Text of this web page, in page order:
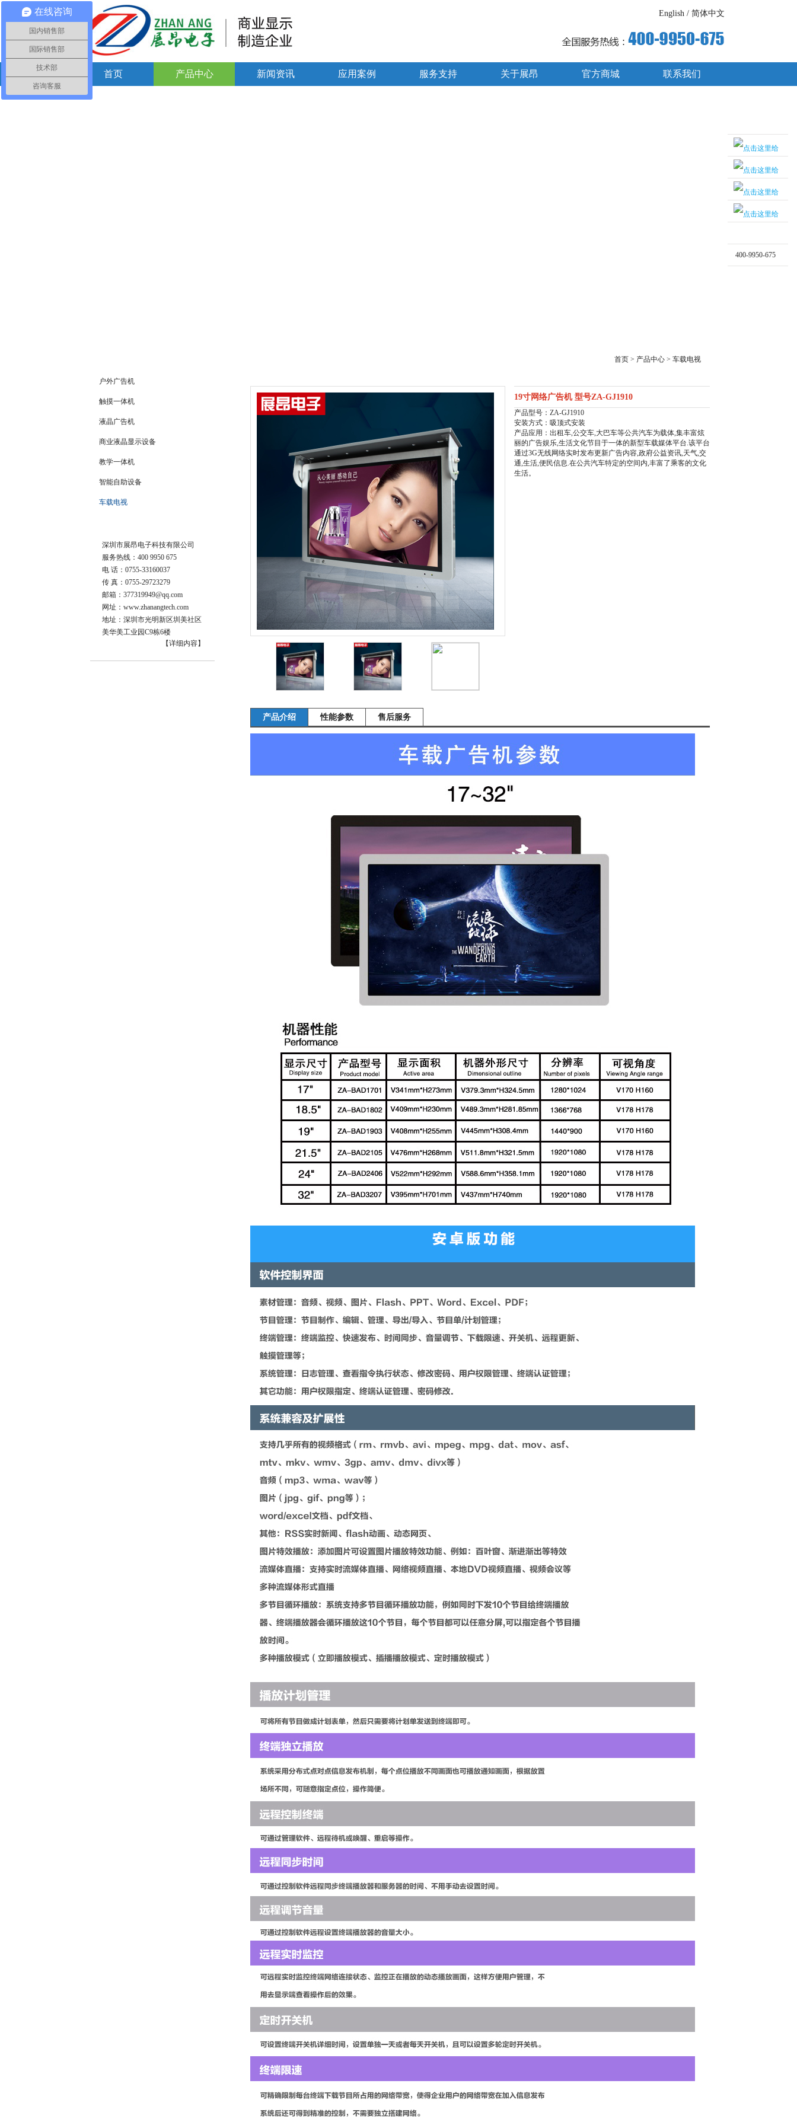
English / 简体中文
首页 产品中心 新闻资讯 应用案例 服务支持 关于展昂 官方商城 联系我们
户外广告机
触摸一体机
液晶广告机
商业液晶显示设备
教学一体机
智能自助设备
车载电视
深圳市展昂电子科技有限公司
服务热线：400 9950 675
电 话：0755-33160037
传 真：0755-29723279
邮箱： 377319949@qq.com
网址： www.zhanangtech.com
地址：深圳市光明新区圳美社区
美华美工业园C9栋6楼
【详细内容】
首页 > 产品中心 > 车载电视
19寸网络广告机 型号ZA-GJ1910
产品型号：ZA-GJ1910
安装方式：吸顶式安装
产品应用：出租车,公交车,大巴车等公共汽车为载体,集丰富炫
丽的广告娱乐,生活文化节目于一体的新型车载媒体平台.该平台
通过3G无线网络实时发布更新广告内容,政府公益资讯,天气,交
通,生活,便民信息.在公共汽车特定的空间内,丰富了乘客的文化
生活。
产品介绍 性能参数 售后服务
业务咨询
业务咨询
技术支持
400-9950-675
在线咨询
国内销售部
国际销售部
技术部
咨询客服